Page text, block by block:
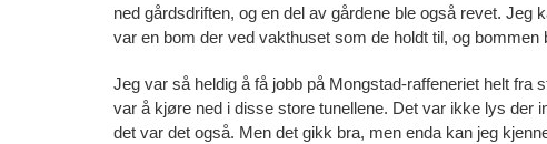
ned gårdsdriften, og en del av gårdene ble også revet.
var en bom der ved vakthuset som de holdt til, og
Jeg var så heldig å få jobb på Mongstad-raffeneriet helt
var å kjøre ned i disse store tunellene. Det var ikke lys der
det var det også. Men det gikk bra, men enda kan jeg